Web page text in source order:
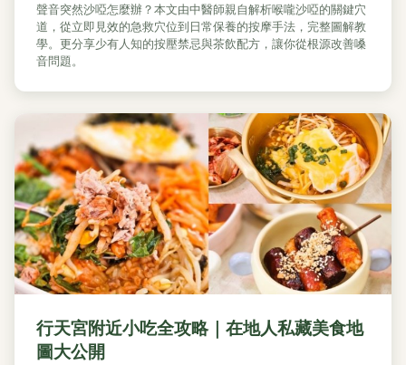
聲音突然沙啞怎麼辦？本文由中醫師親自解析喉嚨沙啞的關鍵穴
道，從立即見效的急救穴位到日常保養的按摩手法，完整圖解教
學。更分享少有人知的按壓禁忌與茶飲配方，讓你從根源改善嗓
音問題。
行天宮附近小吃全攻略｜在地人私藏美食地
圖大公開